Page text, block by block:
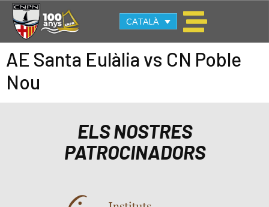
CATALÀ
AE Santa Eulàlia vs CN Poble
Nou
ELS NOSTRES
PATROCINADORS